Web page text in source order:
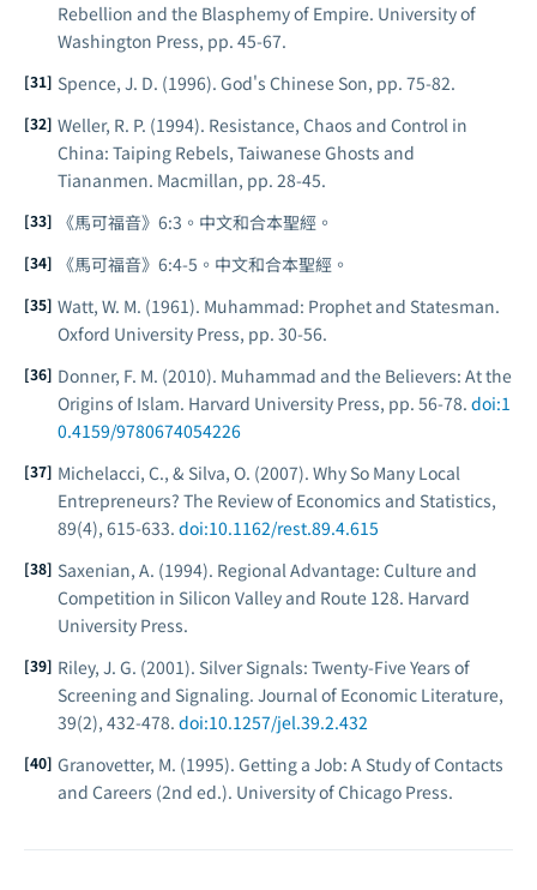
Rebellion and the Blasphemy of Empire. University of
Washington Press, pp. 45-67.
Spence, J. D. (1996). God's Chinese Son, pp. 75-82.
Weller, R. P. (1994). Resistance, Chaos and Control in
China: Taiping Rebels, Taiwanese Ghosts and
Tiananmen. Macmillan, pp. 28-45.
《馬可福音》6:3。中文和合本聖經。
《馬可福音》6:4-5。中文和合本聖經。
Watt, W. M. (1961). Muhammad: Prophet and Statesman.
Oxford University Press, pp. 30-56.
Donner, F. M. (2010). Muhammad and the Believers: At the
Origins of Islam. Harvard University Press, pp. 56-78. doi:1
0.4159/9780674054226
Michelacci, C., & Silva, O. (2007). Why So Many Local
Entrepreneurs? The Review of Economics and Statistics,
89(4), 615-633. doi:10.1162/rest.89.4.615
Saxenian, A. (1994). Regional Advantage: Culture and
Competition in Silicon Valley and Route 128. Harvard
University Press.
Riley, J. G. (2001). Silver Signals: Twenty-Five Years of
Screening and Signaling. Journal of Economic Literature,
39(2), 432-478. doi:10.1257/jel.39.2.432
Granovetter, M. (1995). Getting a Job: A Study of Contacts
and Careers (2nd ed.). University of Chicago Press.